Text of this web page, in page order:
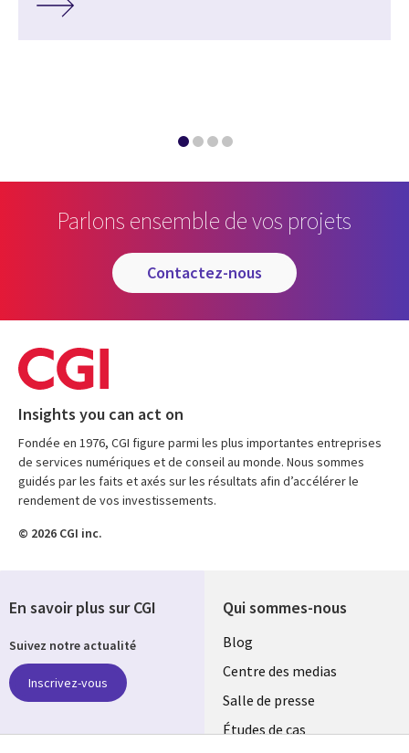
Parlons ensemble de vos projets
contactez-nous
Insights you can act on
Fondée en 1976, CGI figure parmi les plus importantes entreprises
de services numériques et de conseil au monde. Nous sommes
guidés par les faits et axés sur les résultats afin d’accélérer le
rendement de vos investissements.
© 2026 CGI inc.
Qui sommes-nous
Useful
links
MAROC
Blog
Centre des medias
Salle de presse
Études de cas
En savoir plus sur CGI
Suivez notre actualité
Inscrivez-vous